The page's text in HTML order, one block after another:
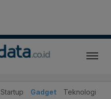
Startup Gadget Teknologi